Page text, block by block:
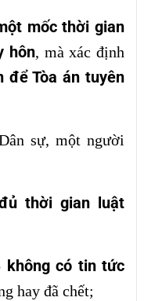
mốc thời gian
hôn, mà xác định
Tòa án tuyên
sự, một người
thời gian luật
không có tin tức
hay đã chết;